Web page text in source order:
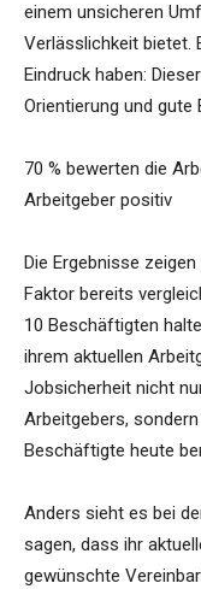
einem unsicheren
Verlässlichkeit bietet.
Eindruck haben:
Orientierung und gute
70 % bewerten die
Arbeitgeber positiv
Die Ergebnisse
Faktor bereits
10 Beschäftigten
ihrem aktuellen
Jobsicherheit nicht
Arbeitgebers,
Beschäftigte heute
Anders sieht es bei
sagen, dass ihr
gewünschte